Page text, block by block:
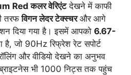
Red कलर वेरिएंटदेखने में काफी
तरफविगन लेदर टेक्स्चरऔर आगे
दिया गया है। इसमें आपको 6.67-
है, जो 90Hz रिफ्रेश रेट सपोर्ट
और वीडियो देखने का अनुभव
भी 1000 निट्स तक पहुंच